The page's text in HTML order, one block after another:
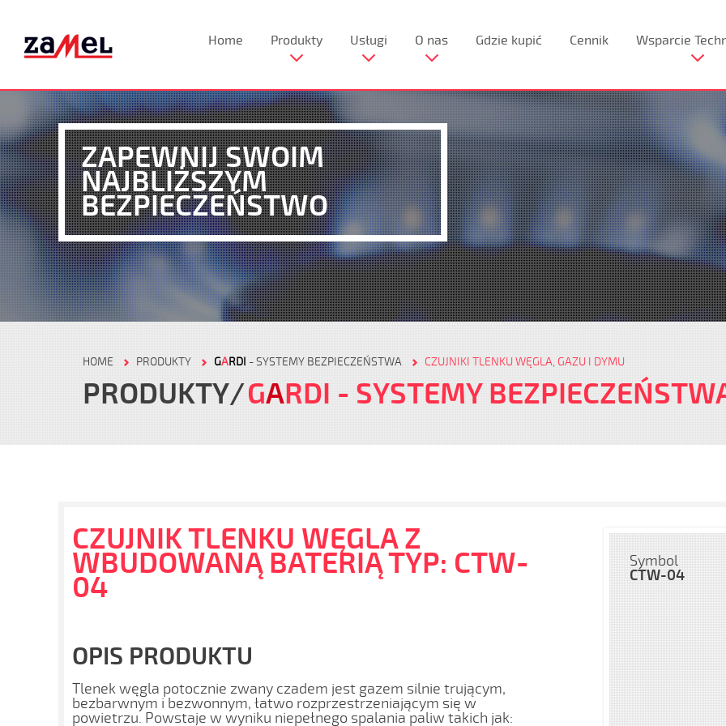
Home Produkty Usługi O nas Gdzie kupić Cennik Wsparcie
ZAPEWNIJ SWOIM
NAJBLIŻSZYM
BEZPIECZEŃSTWO
HOME PRODUKTY GARDI - SYSTEMY BEZPIECZEŃSTWA CZUJNIKI TLENKU WĘGLA, GAZU I DYMU
PRODUKTY GARDI - SYSTEMY
CZUJNIK TLENKU WĘGLA Z
WBUDOWANĄ BATERIĄ TYP: CTW-
04
OPIS PRODUKTU
Tlenek węgla potocznie zwany czadem jest gazem silnie trującym,
bezbarwnym i bezwonnym, łatwo rozprzestrzeniającym się w
powietrzu. Powstaje w wyniku niepełnego spalania paliw takich jak:
Symbol
CTW-04